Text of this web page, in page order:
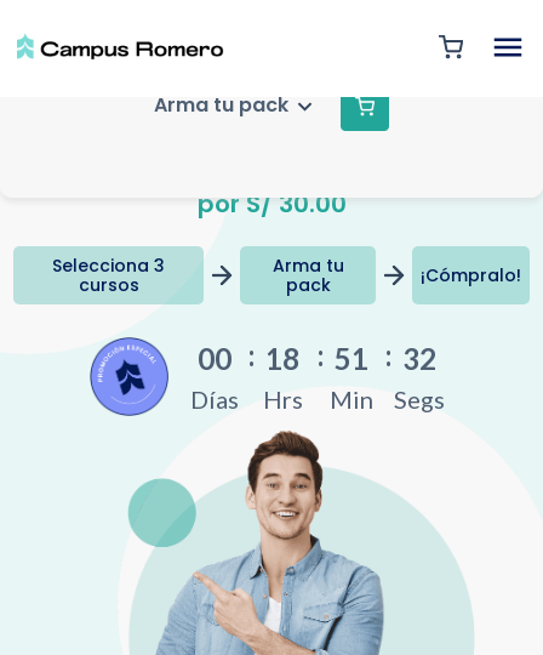
por S/ 30.00
Selecciona 3
cursos
Arma tu
pack
¡Cómpralo!
00
Días
18
Hrs
51
Min
31
Segs
Arma tu pack
¡Cómpralos aS/30.00